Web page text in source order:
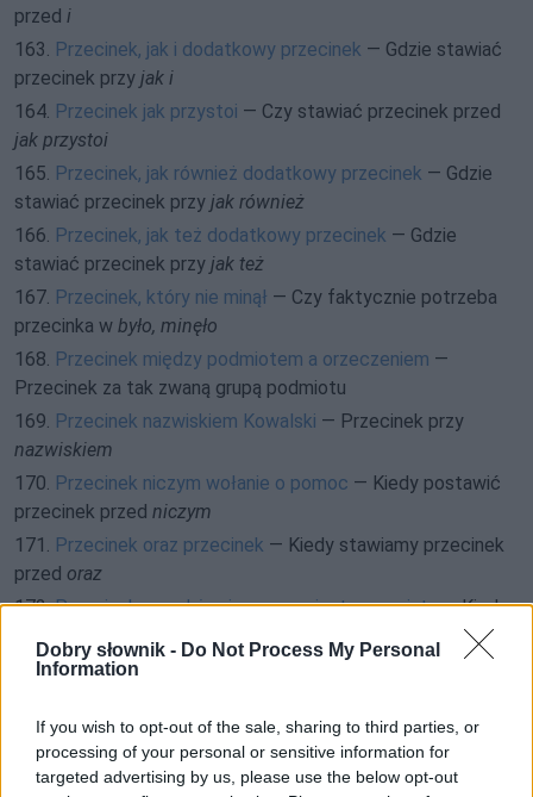
Dobry słownik - Do Not Process My Personal
Information
If you wish to opt-out of the sale, sharing to third parties, or
processing of your personal or sensitive information for
targeted advertising by us, please use the below opt-out
przed i
163. Przecinek, jak i dodatkowy przecinek — Gdzie stawiać
przecinek przy jak i
164. Przecinek jak przystoi — Czy stawiać przecinek przed
jak przystoi
165. Przecinek, jak również dodatkowy przecinek — Gdzie
stawiać przecinek przy jak również
166. Przecinek, jak też dodatkowy przecinek — Gdzie
stawiać przecinek przy jak też
167. Przecinek, który nie minął — Czy faktycznie potrzeba
przecinka w było, minęło
168. Przecinek między podmiotem a orzeczeniem —
Przecinek za tak zwaną grupą podmiotu
169. Przecinek nazwiskiem Kowalski — Przecinek przy
nazwiskiem
170. Przecinek niczym wołanie o pomoc — Kiedy postawić
przecinek przed niczym
171. Przecinek oraz przecinek — Kiedy stawiamy przecinek
przed oraz
172.Przecinek przedżenie zawsze jest oczywisty— Kiedy
173.Przecinek stawiała taki, jaki widziała w telewizji
174.Przecinek to poważna sprawa— Przecinek w okolicach
zaimkowego i czasownikowegoto